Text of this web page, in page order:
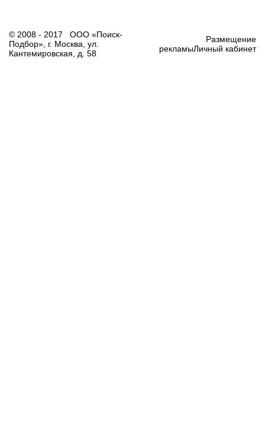
© 2008 - 2017 ООО «Поиск-
Подбор», г. Москва, ул.
Кантемировская, д. 58
Размещение
рекламыЛичный кабинет